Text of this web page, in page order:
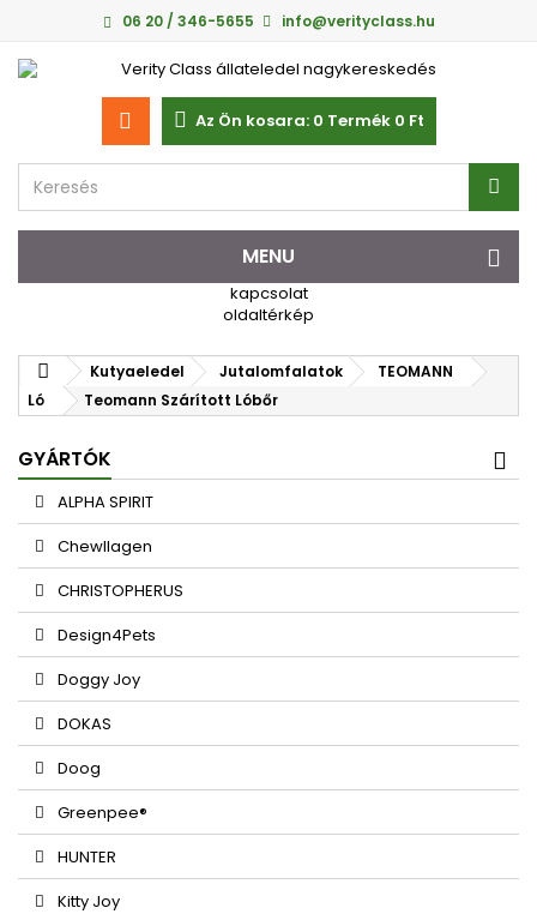
06 20 / 346-5655 info@verityclass.hu
Az Ön kosara: 0 Termék 0 Ft‎
MENU
kapcsolat
oldaltérkép
Kutyaeledel Jutalomfalatok
TEOMANN
Ló
Teomann Szárított Lóbőr
GYÁRTÓK
ALPHA SPIRIT
Chewllagen
CHRISTOPHERUS
Design4Pets
Doggy Joy
DOKAS
Doog
Greenpee®
HUNTER
Kitty Joy